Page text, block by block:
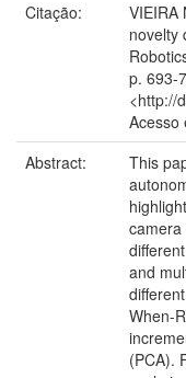
Citação:
VIEIRA
novelty
p. 693-
<http://
Acesso
Abstract:
This
camera
and
When-
(PCA).